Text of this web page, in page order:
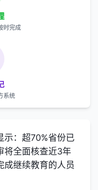
时完成
系统
示：超70%省份已
将全面核查近3年
成继续教育的人员